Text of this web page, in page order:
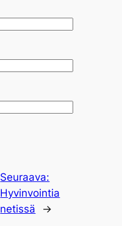
Seuraava:
Hyvinvointia
netissä
→